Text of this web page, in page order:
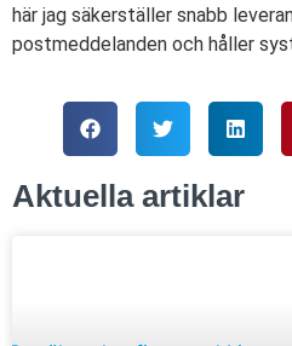
här jag säkerställer snabb
postmeddelanden och håller
Aktuella artiklar